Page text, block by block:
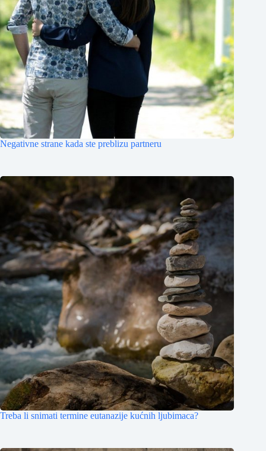
Negativne strane kada ste preblizu partneru
Treba li snimati termine eutanazije kućnih ljubimaca?